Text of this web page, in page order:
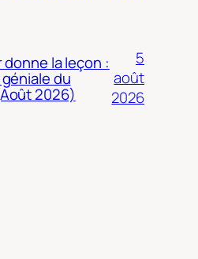
la leçon :
du
2026)
5
août
2026